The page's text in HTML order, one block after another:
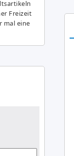
Freizeit
mal eine